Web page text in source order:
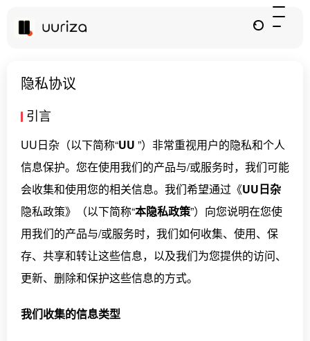
隐私协议
引言
UU日杂（以下简称“UU ”）非常重视用户的隐私和个人
信息保护。您在使用我们的产品与/或服务时，我们可能
会收集和使用您的相关信息。我们希望通过《UU日杂
隐私政策》（以下简称“本隐私政策”）向您说明在您使
用我们的产品与/或服务时，我们如何收集、使用、保
存、共享和转让这些信息，以及我们为您提供的访问、
更新、删除和保护这些信息的方式。
我们收集的信息类型